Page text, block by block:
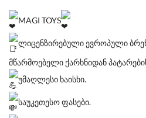
MAGI TOYS
ლიცენზირებული ევროპული
მწარმოებელი ქარხნიდან
უმაღლესი ხაისხი.
საუკეთესო ფასები.